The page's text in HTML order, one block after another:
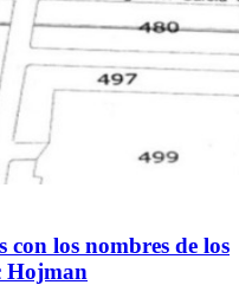
con los nombres de los
Hojman